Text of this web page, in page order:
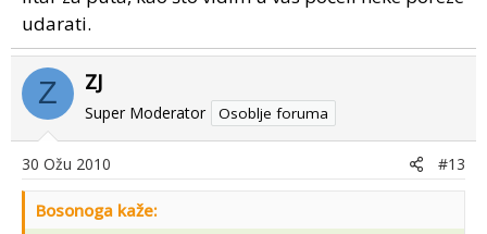
udarati.
Z ZJ
Super Moderator Osoblje foruma
30 Ožu 2010 #13
Bosonoga kaže: